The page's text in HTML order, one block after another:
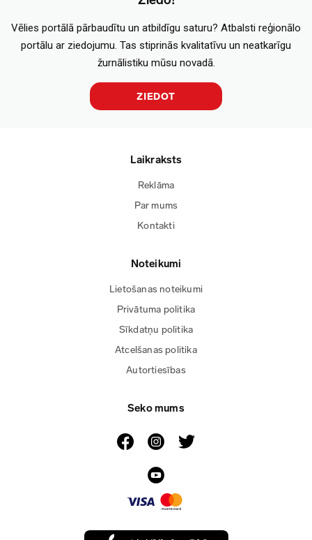
Vēlies portālā pārbaudītu un atbildīgu saturu? Atbalsti reģionālo
portālu ar ziedojumu. Tas stiprinās kvalitatīvu un neatkarīgu
žurnālistiku mūsu novadā.
ZIEDOT
Laikraksts
Reklāma
Par mums
Kontakti
Noteikumi
Lietošanas noteikumi
Privātuma politika
Sīkdatņu politika
Atcelšanas politika
Autortiesības
Seko mums